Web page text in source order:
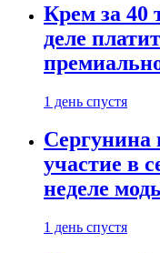
Крем за 40
деле
1 день спустя
Сергунина
участие в
неделе
1 день спустя